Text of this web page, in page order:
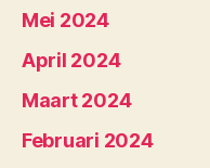
Mei 2024
April 2024
Maart 2024
Februari 2024